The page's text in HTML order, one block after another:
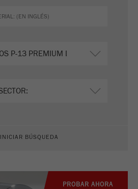
INICIAR BÚSQUEDA
PROBAR AHORA